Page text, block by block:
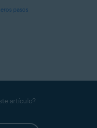
pasos
artículo?